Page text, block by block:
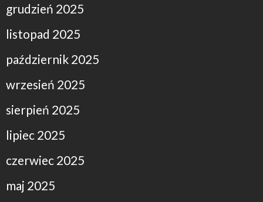
grudzień 2025
listopad 2025
październik 2025
wrzesień 2025
sierpień 2025
lipiec 2025
czerwiec 2025
maj 2025